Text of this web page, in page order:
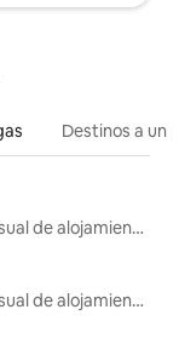
Destinos a un
Renta mensual de alojamientos
Renta mensual de alojamientos